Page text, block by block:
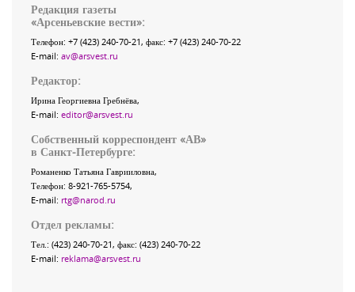
Редакция газеты
«Арсеньевские вести»:
Телефон: +7 (423) 240-70-21, факс: +7 (423) 240-70-22
E-mail: av@arsvest.ru
Редактор:
Ирина Георгиевна Гребнёва,
E-mail: editor@arsvest.ru
Собственный корреспондент «АВ»
в Санкт-Петербурге:
Романенко Татьяна Гаврииловна,
Телефон: 8-921-765-5754,
E-mail: rtg@narod.ru
Отдел рекламы:
Тел.: (423) 240-70-21, факс: (423) 240-70-22
E-mail: reklama@arsvest.ru